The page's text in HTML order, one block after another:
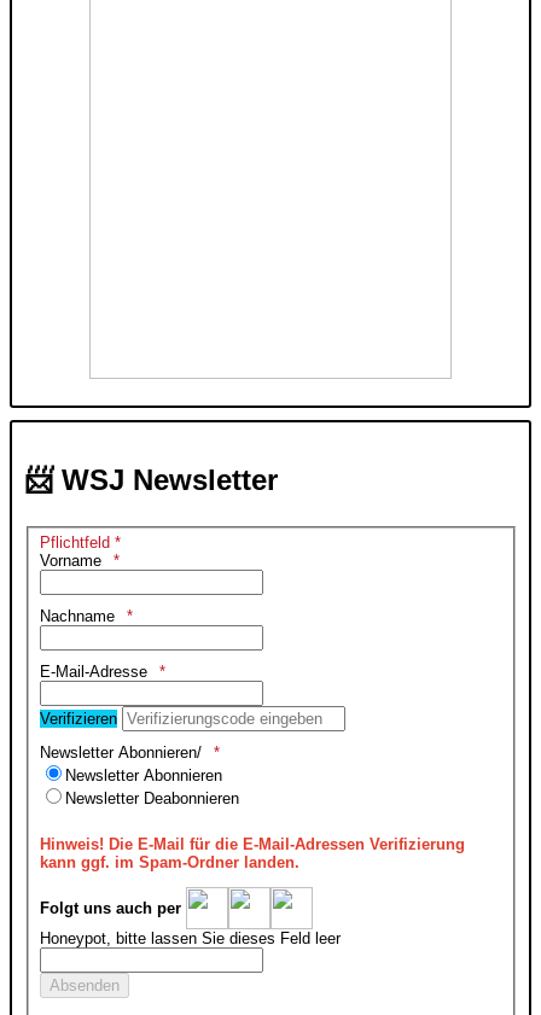
📨 WSJ Newsletter
Pflichtfeld *
Vorname
Nachname
E-Mail-Adresse
Verifizieren
Newsletter Abonnieren/
Newsletter Abonnieren
Newsletter Deabonnieren
Hinweis! Die E-Mail für die E-Mail-Adressen Verifizierung
kann ggf. im Spam-Ordner landen.
Folgt uns auch per
Honeypot, bitte lassen Sie dieses Feld leer